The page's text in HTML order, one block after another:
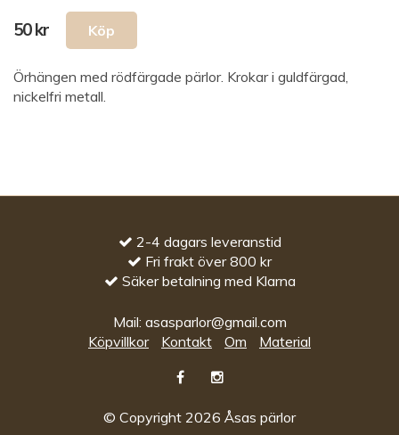
50 kr
Örhängen med rödfärgade pärlor. Krokar i guldfärgad,
nickelfri metall.
2-4 dagars leveranstid
Fri frakt över 800 kr
Säker betalning med Klarna
Mail: asasparlor@gmail.com
Köpvillkor
Kontakt Om Material
© Copyright 2026 Åsas pärlor